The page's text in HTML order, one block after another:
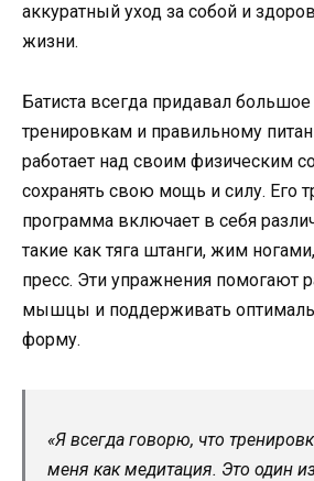
аккуратный уход за собой и
жизни.
Батиста всегда придавал большое
тренировкам и правильному
работает над своим физическим
сохранять свою мощь и силу. Его
программа включает в себя
такие как тяга штанги, жим
пресс. Эти упражнения помогают
мышцы и поддерживать
форму.
«Я всегда говорю, что
меня как медитация. Это один